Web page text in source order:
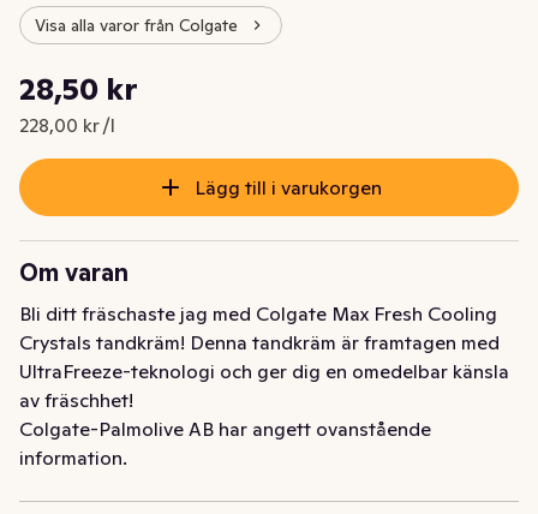
Visa alla varor från Colgate
Nuvarande pris är: 28,50 kr
28,50 kr
228,00 kr /l
Styckpris: 228,00 kr /l
Lägg till i varukorgen
Om varan
Bli ditt fräschaste jag med Colgate Max Fresh Cooling
Crystals tandkräm! Denna tandkräm är framtagen med
UltraFreeze-teknologi och ger dig en omedelbar känsla
av fräschhet!
Colgate-Palmolive AB har angett ovanstående
information.